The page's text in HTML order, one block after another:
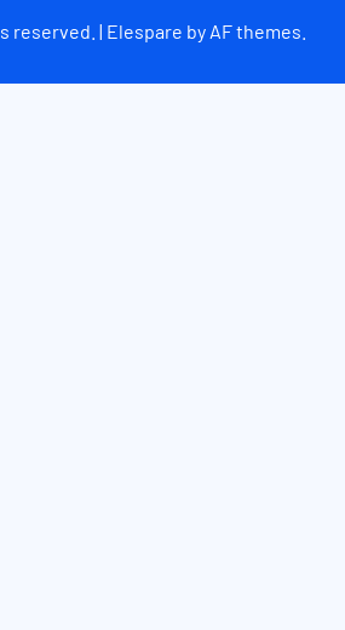
reserved. | Elespare by AF themes.